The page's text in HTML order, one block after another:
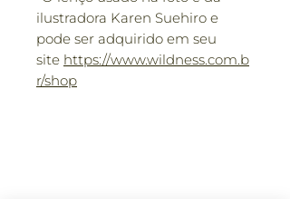
ilustradora Karen Suehiro e
pode ser adquirido em seu
site https://www.wildness.com.b
r/shop